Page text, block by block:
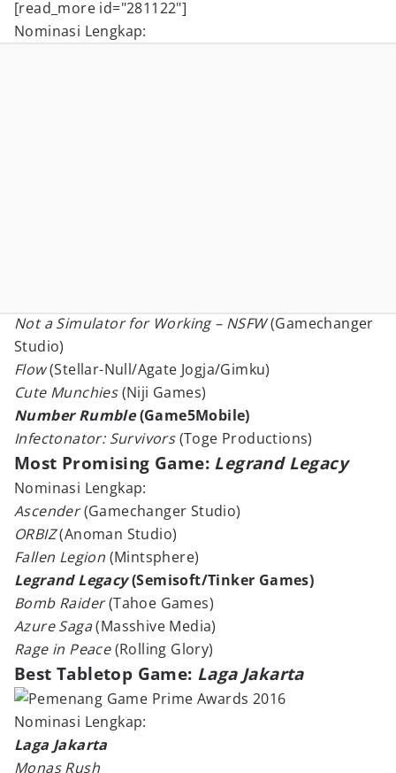
[read_more id="281122"]
Nominasi Lengkap:
Not a Simulator for Working – NSFW(Gamechanger
Studio)
Flow(Stellar-Null/Agate Jogja/Gimku)
Cute Munchies(Niji Games)
Number Rumble(Game5Mobile)
Infectonator: Survivors(Toge Productions)
Most Promising Game: Legrand Legacy
Nominasi Lengkap:
Ascender(Gamechanger Studio)
ORBIZ(Anoman Studio)
Fallen Legion (Mintsphere)
Legrand Legacy(Semisoft/Tinker Games)
Bomb Raider(Tahoe Games)
Azure Saga(Masshive Media)
Rage in Peace(Rolling Glory)
Best Tabletop Game: Laga Jakarta
Nominasi Lengkap:
Laga Jakarta
Monas Rush